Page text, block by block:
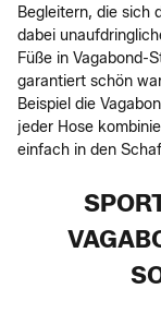
Begleitern, die sich
dabei
Füße in Vagabond-
garantiert schön
Beispiel die
jeder Hose
einfach in den